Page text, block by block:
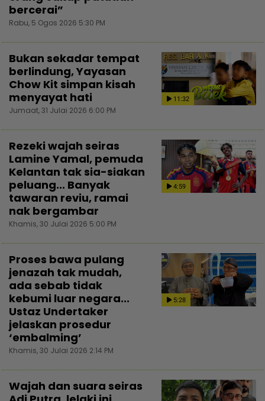
bercerai”
Rabu, 5 Ogos 2026 5:30 PM
11:32
Bukan sekadar tempat
berlindung, Yayasan
Chow Kit simpan kisah
menyayat hati
Jumaat, 31 Julai 2026 6:00 PM
4:59
Rezeki wajah seiras
Lamine Yamal, pemuda
Kelantan tak sia-siakan
peluang... Banyak
tawaran reviu, ramai
nak bergambar
Khamis, 30 Julai 2026 5:00 PM
5:28
Proses bawa pulang
jenazah tak mudah,
ada sebab tidak
kebumi luar negara...
Ustaz Undertaker
jelaskan prosedur
‘embalming’
Khamis, 30 Julai 2026 2:14 PM
Wajah dan suara seiras